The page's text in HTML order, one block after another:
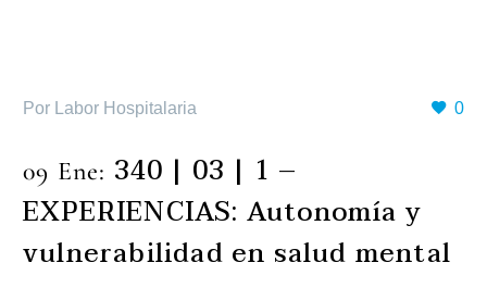
0
Por Labor Hospitalaria
09 Ene: 340 | 03 | 1 –
EXPERIENCIAS: Autonomía y
vulnerabilidad en salud mental